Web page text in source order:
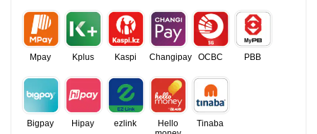
Mpay Kplus Kaspi Changipay OCBC PBB
Bigpay Hipay ezlink
Hello
Tinaba